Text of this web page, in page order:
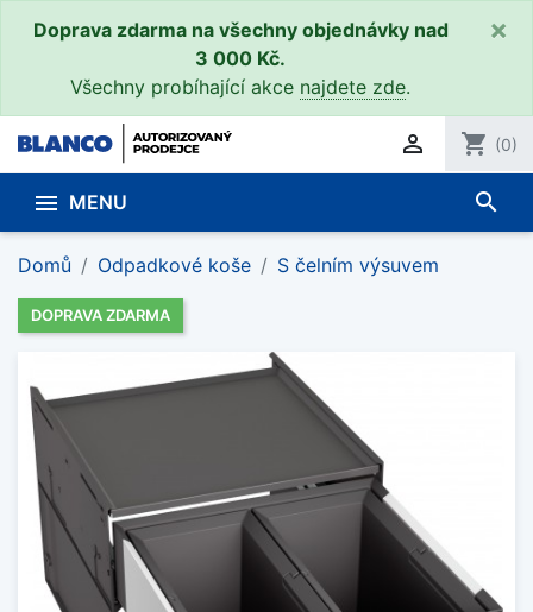
Doprava zdarma na všechny objednávky nad
3 000 Kč.
Všechny probíhající akce najdete zde.
×
 shopping_cart (0)
 MENU search
Domů Odpadkové koše S čelním výsuvem
DOPRAVA ZDARMA